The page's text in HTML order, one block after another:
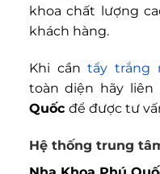
khoa chất lượng
khách hàng.
Khi cầntẩy trắng
toàn diện hãy liên
Quốc để được tư
Hệ thống trung